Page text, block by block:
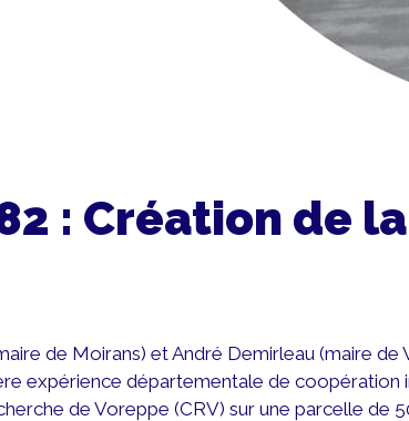
: Création de
de Moirans) et André Demirleau (maire
expérience départementale de coopération
de Voreppe (CRV) sur une parcelle de